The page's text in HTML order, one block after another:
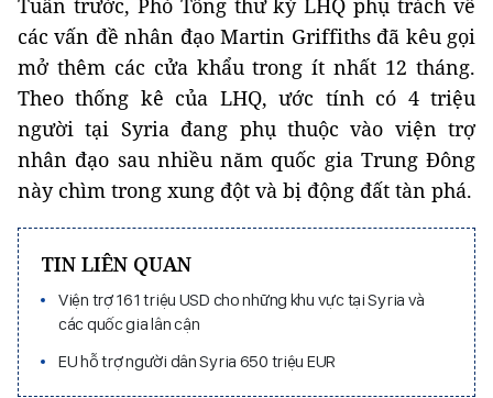
Tuần trước, Phó Tổng thư ký LHQ phụ trách về
các vấn đề nhân đạo Martin Griffiths đã kêu gọi
mở thêm các cửa khẩu trong ít nhất 12 tháng.
Theo thống kê của LHQ, ước tính có 4 triệu
người tại Syria đang phụ thuộc vào viện trợ
nhân đạo sau nhiều năm quốc gia Trung Đông
này chìm trong xung đột và bị động đất tàn phá.
TIN LIÊN QUAN
Viện trợ 161 triệu USD cho những khu vực tại Syria và
các quốc gia lân cận
EU hỗ trợ người dân Syria 650 triệu EUR